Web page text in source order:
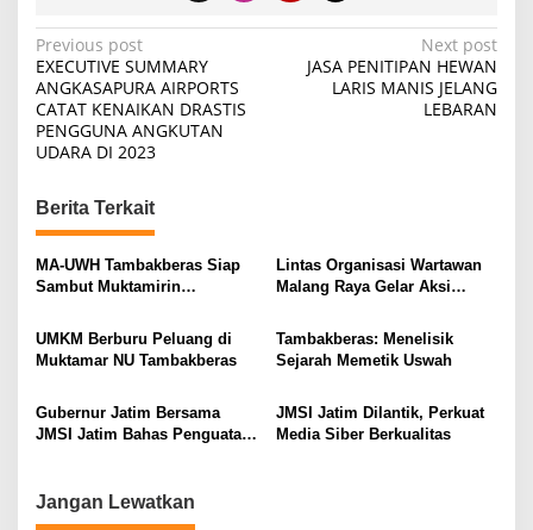
P
o
s
t
a
v
i
a
i
o
Previous post
EXECUTIVE SUMMARY
ANGKASAPURA AIRPORTS
CATAT KENAIKAN DRASTIS
PENGGUNA ANGKUTAN
UDARA DI 2023
Next post
JASA PENITIPAN HEWAN
LARIS MANIS JELANG
LEBARAN
Berita Terkait
MA-UWH Tambakberas Siap
Sambut Muktamirin
Lintas Organisasi Wartawan
Malang Raya Gelar Aksi
Ireng”
UMKM Berburu Peluang di
Muktamar NU Tambakberas
Tambakberas: Menelisik
Sejarah Memetik Uswah
Gubernur Jatim Bersama
JMSI Jatim Bahas Penguatan
JMSI Jatim Dilantik, Perkuat
Media Siber Berkualitas
Jangan Lewatkan